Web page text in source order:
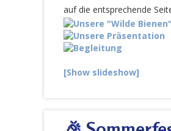
auf die entsprechende
[Show slideshow]